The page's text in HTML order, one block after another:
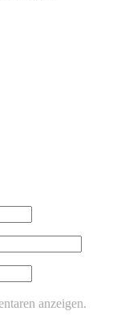
anzeigen.